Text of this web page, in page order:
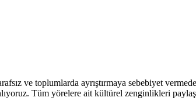
ve toplumlarda ayrıştırmaya sebebiyet
Tüm yörelere ait kültürel zenginlikleri